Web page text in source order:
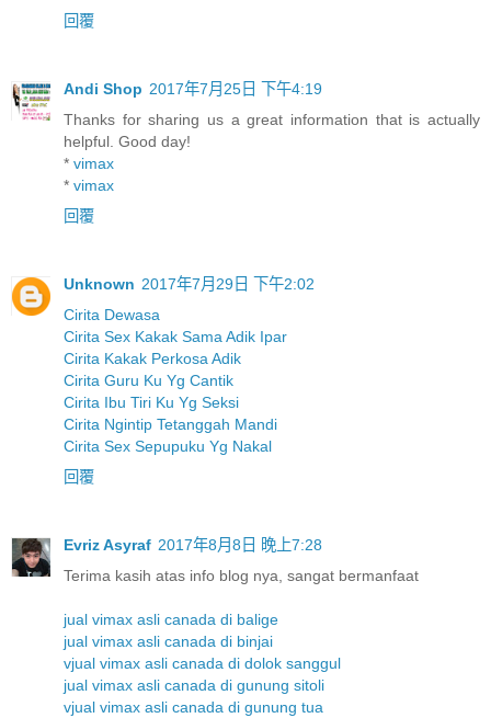
回覆
Andi Shop 2017年7月25日 下午4:19
Thanks for sharing us a great information that is actually
helpful. Good day!
* vimax
* vimax
回覆
Unknown 2017年7月29日 下午2:02
Cirita Dewasa
Cirita Sex Kakak Sama Adik Ipar
Cirita Kakak Perkosa Adik
Cirita Guru Ku Yg Cantik
Cirita Ibu Tiri Ku Yg Seksi
Cirita Ngintip Tetanggah Mandi
Cirita Sex Sepupuku Yg Nakal
回覆
Evriz Asyraf 2017年8月8日 晚上7:28
Terima kasih atas info blog nya, sangat bermanfaat
jual vimax asli canada di balige
jual vimax asli canada di binjai
vjual vimax asli canada di dolok sanggul
jual vimax asli canada di gunung sitoli
vjual vimax asli canada di gunung tua